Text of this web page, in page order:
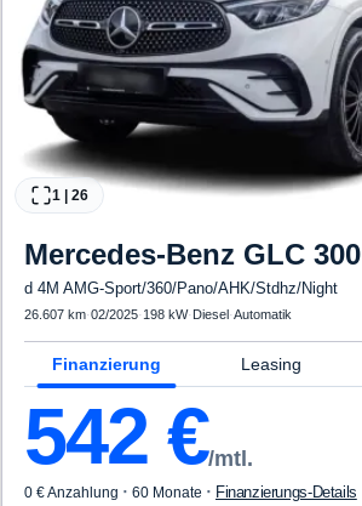
1 26
Mercedes-Benz GLC 300
d 4M AMG-Sport/360/Pano/AHK/Stdhz/Night
26.607 km·02/2025· 198 kW· Diesel·Automatik
Finanzierung Leasing
542 €/mtl.
0 € Anzahlung · 60 Monate · Finanzierungs-Details